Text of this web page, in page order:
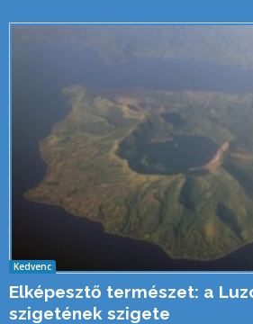
Kedvenc
Elképesztő természet: a
szigetének szigete